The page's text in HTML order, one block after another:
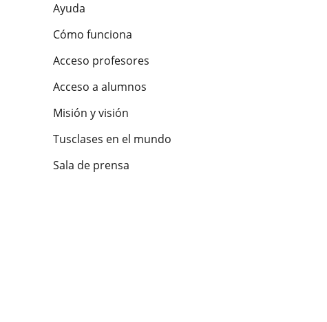
Ayuda
Cómo funciona
Acceso profesores
Acceso a alumnos
Misión y visión
Tusclases en el mundo
Sala de prensa